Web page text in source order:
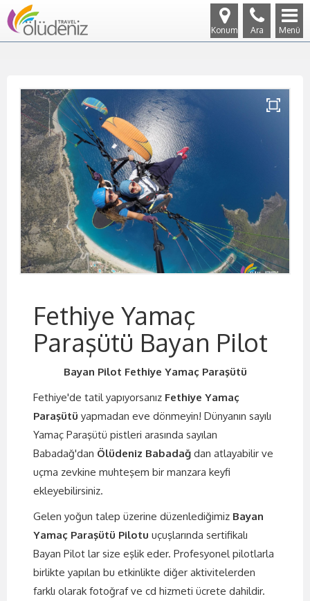
Menü
Ara
Konum
Fethiye Yamaç
Paraşütü Bayan Pilot
Bayan Pilot Fethiye Yamaç Paraşütü
Fethiye'de tatil yapıyorsanız Fethiye Yamaç
Paraşütü yapmadan eve dönmeyin! Dünyanın sayılı
Yamaç Paraşütü pistleri arasında sayılan
Babadağ'dan Ölüdeniz Babadağ dan atlayabilir ve
uçma zevkine muhteşem bir manzara keyfi
ekleyebilirsiniz.
Gelen yoğun talep üzerine düzenlediğimiz Bayan
Yamaç Paraşütü Pilotu uçuşlarında sertifikalı
Bayan Pilot lar size eşlik eder. Profesyonel pilotlarla
birlikte yapılan bu etkinlikte diğer aktivitelerden
farklı olarak fotoğraf ve cd hizmeti ücrete dahildir.